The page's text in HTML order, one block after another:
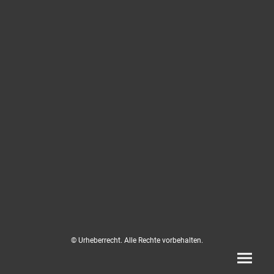
© Urheberrecht. Alle Rechte vorbehalten.